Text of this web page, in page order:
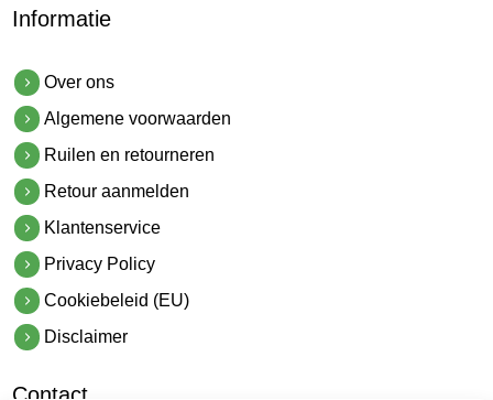
Informatie
Over ons
Algemene voorwaarden
Ruilen en retourneren
Retour aanmelden
Klantenservice
Privacy Policy
Cookiebeleid (EU)
Disclaimer
Contact